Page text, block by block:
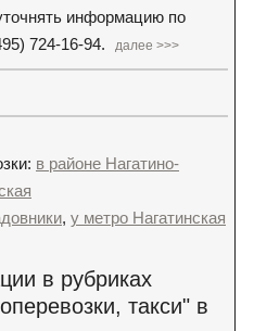
информацию по
724-16-94.
далее >>>
в районе Нагатино-
, у метро Нагатинская
в рубриках
такси" в